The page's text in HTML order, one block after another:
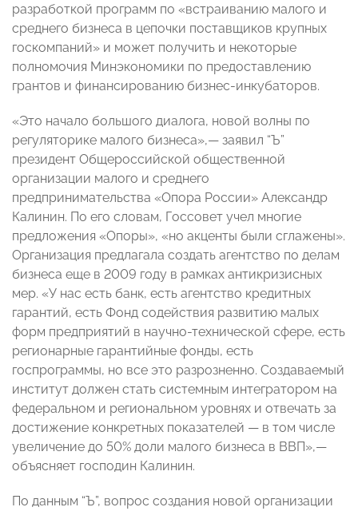
разработкой программ по «встраиванию малого и
среднего бизнеса в цепочки поставщиков крупных
госкомпаний» и может получить и некоторые
полномочия Минэкономики по предоставлению
грантов и финансированию бизнес-инкубаторов.
«Это начало большого диалога, новой волны по
регуляторике малого бизнеса»,— заявил “Ъ”
президент Общероссийской общественной
организации малого и среднего
предпринимательства «Опора России» Александр
Калинин. По его словам, Госсовет учел многие
предложения «Опоры», «но акценты были сглажены».
Организация предлагала создать агентство по делам
бизнеса еще в 2009 году в рамках антикризисных
мер. «У нас есть банк, есть агентство кредитных
гарантий, есть Фонд содействия развитию малых
форм предприятий в научно-технической сфере, есть
регионарные гарантийные фонды, есть
госпрограммы, но все это разрозненно. Создаваемый
институт должен стать системным интегратором на
федеральном и региональном уровнях и отвечать за
достижение конкретных показателей — в том числе
увеличение до 50% доли малого бизнеса в ВВП»,—
объясняет господин Калинин.
По данным “Ъ”, вопрос создания новой организации